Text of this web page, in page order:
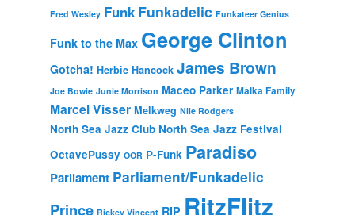
Fred Wesley Funk Funkadelic Funkateer Genius
Funk to the Max George Clinton
Gotcha! Herbie Hancock James Brown
Joe Bowie Junie Morrison Maceo Parker Malka Family
Marcel Visser Melkweg Nile Rodgers
North Sea Jazz Club North Sea Jazz Festival
OctavePussy OOR P-Funk Paradiso
Parliament Parliament/Funkadelic
Prince Rickey Vincent RIP RitzFlitz